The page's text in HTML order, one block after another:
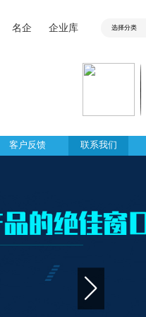
名企 企业库 选择分类
客户反馈 联系我们